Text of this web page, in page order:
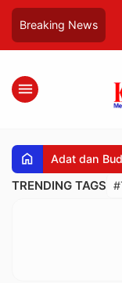
Breaking News
menu
home Adat dan
TRENDING TAGS